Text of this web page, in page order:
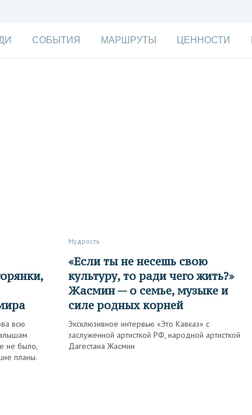
СОБЫТИЯ МАРШРУТЫ ЦЕННОСТИ
всю
не было,
планы.
Мудрость
«Если ты не несешь свою
культуру, то ради чего жить?»
Жасмин — о семье, музыке и
силе родных корней
Эксклюзивное интервью «Это Кавказ» с
заслуженной артисткой РФ, народной артисткой
Дагестана Жасмин